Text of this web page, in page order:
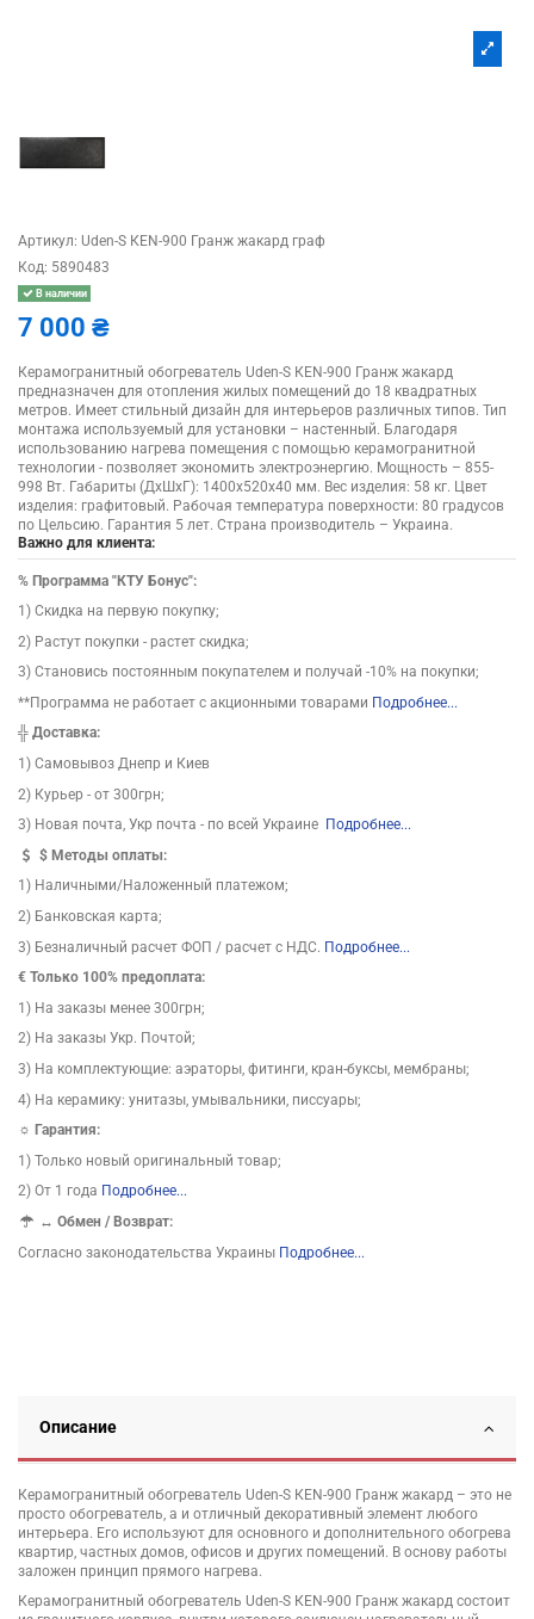
Артикул: Uden-S КЕN-900 Гранж жакард граф
Код: 5890483
В наличии
7 000 ₴
Керамогранитный обогреватель Uden-S КЕN-900 Гранж жакард
предназначен для отопления жилых помещений до 18 квадратных
метров. Имеет стильный дизайн для интерьеров различных типов. Тип
монтажа используемый для установки – настенный. Благодаря
использованию нагрева помещения с помощью керамогранитной
технологии - позволяет экономить электроэнергию. Мощность – 855-
998 Вт. Габариты (ДхШхГ): 1400х520х40 мм. Вес изделия: 58 кг. Цвет
изделия: графитовый. Рабочая температура поверхности: 80 градусов
по Цельсию. Гарантия 5 лет. Страна производитель – Украина.
Важно для клиента:
% Программа "КТУ Бонус":
1) Скидка на первую покупку;
2) Растут покупки - растет скидка;
3) Становись постоянным покупателем и получай -10% на покупки;
**Программа не работает с акционными товарами Подробнее...
╬ Доставка:
1) Самовывоз Днепр и Киев
2) Курьер - от 300грн;
3) Новая почта, Укр почта - по всей Украине Подробнее...
$Методы оплаты:
1) Наличными/Наложенный платежом;
2) Банковская карта;
3) Безналичный расчет ФОП / расчет с НДС. Подробнее...
€ Только 100% предоплата:
1) На заказы менее 300грн;
2) На заказы Укр. Почтой;
3) На комплектующие: аэраторы, фитинги, кран-буксы, мембраны;
4) На керамику: унитазы, умывальники, писсуары;
☼ Гарантия:
1) Только новый оригинальный товар;
2) От 1 года Подробнее...
↔Обмен / Возврат:
Согласно законодательства Украины Подробнее...
Описание
Керамогранитный обогреватель Uden-S КЕN-900 Гранж жакард – это не
просто обогреватель, а и отличный декоративный элемент любого
интерьера. Его используют для основного и дополнительного обогрева
квартир, частных домов, офисов и других помещений. В основу работы
заложен принцип прямого нагрева.
Керамогранитный обогреватель Uden-S КЕN-900 Гранж жакард состоит